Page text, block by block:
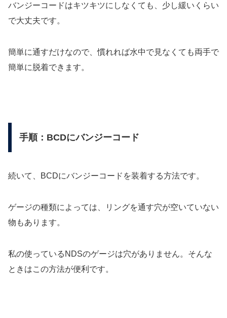
バンジーコードはキツキツにしなくても、少し緩いくらい
で大丈夫です。
簡単に通すだけなので、慣れれば水中で見なくても両手で
簡単に脱着できます。
手順：BCDにバンジーコード
続いて、BCDにバンジーコードを装着する方法です。
ゲージの種類によっては、リングを通す穴が空いていない
物もあります。
私の使っているNDSのゲージは穴がありません。そんな
ときはこの方法が便利です。